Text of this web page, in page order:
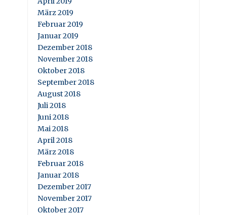
März 2019
Februar 2019
Januar 2019
Dezember 2018
November 2018
Oktober 2018
September 2018
August 2018
Juli 2018
Juni 2018
Mai 2018
April 2018
März 2018
Februar 2018
Januar 2018
Dezember 2017
November 2017
Oktober 2017